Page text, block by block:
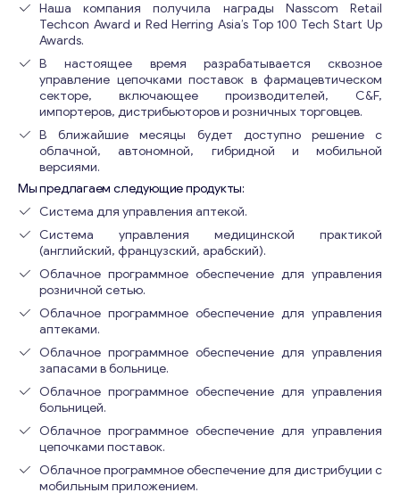
Наша компания получила награды Nasscom Retail
Techcon Award и Red Herring Asia’s Top 100 Tech Start Up
Awards.
В настоящее время разрабатывается сквозное
управление цепочками поставок в фармацевтическом
секторе, включающее производителей, C&F,
импортеров, дистрибьюторов и розничных торговцев.
В ближайшие месяцы будет доступно решение с
облачной, автономной, гибридной и мобильной
версиями.
Мы предлагаем следующие продукты:
Система для управления аптекой.
Система управления медицинской практикой
(английский, французский, арабский).
Облачное программное обеспечение для управления
розничной сетью.
Облачное программное обеспечение для управления
аптеками.
Облачное программное обеспечение для управления
запасами в больнице.
Облачное программное обеспечение для управления
больницей.
Облачное программное обеспечение для управления
цепочками поставок.
Облачное программное обеспечение для дистрибуции с
мобильным приложением.